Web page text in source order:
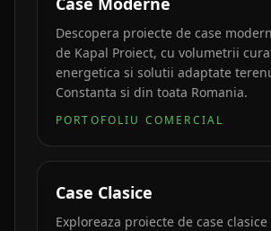
Descopera proiecte de case
de Kapal Proiect, cu volumetrii
energetica si solutii adaptate
Constanta si din toata Romania.
PORTOFOLIU COMERCIAL
Case Clasice
Exploreaza proiecte de case